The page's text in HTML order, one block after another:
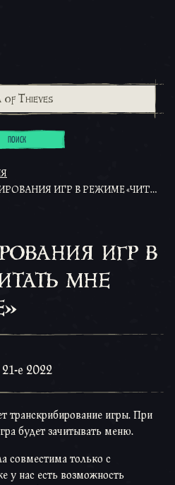
ПОИСК
В РЕЖИМЕ «ЧИТАТЬ МНЕ ТЕКСТ В ИГРЕ»
игр в
мне
е 2022
транскрибирование игры. При
будет зачитывать меню.
совместима только с
у нас есть возможность